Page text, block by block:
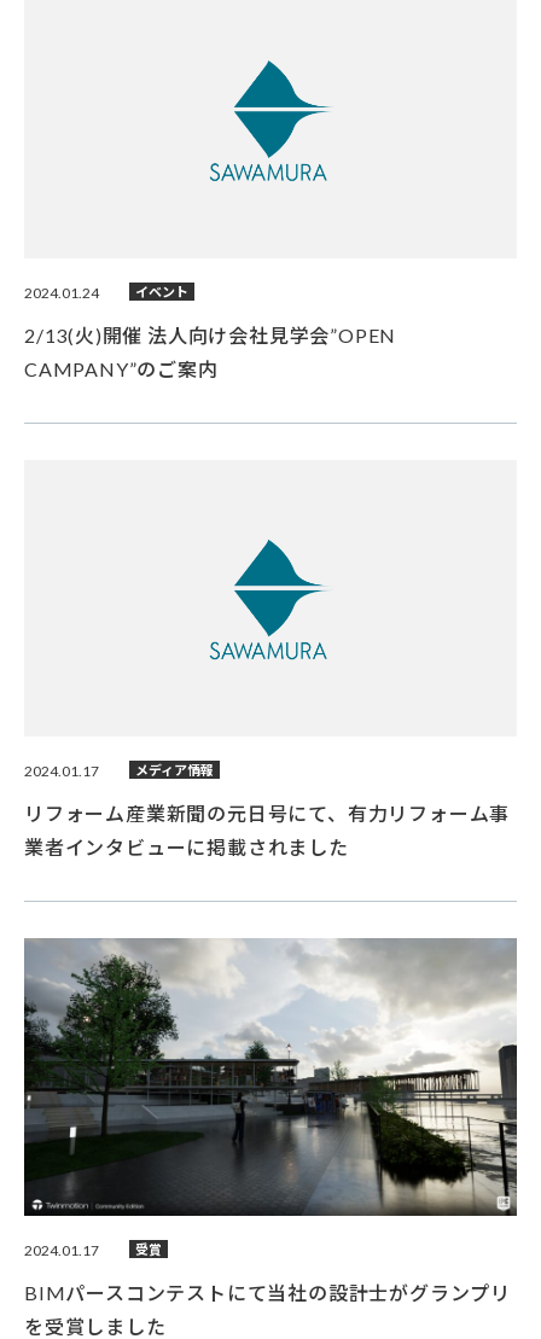
2024.01.24 イベント
2/13(火)開催 法人向け会社見学会”OPEN
CAMPANY”のご案内
2024.01.17 メディア情報
リフォーム産業新聞の元日号にて、有力リフォーム事
業者インタビューに掲載されました
2024.01.17 受賞
BIMパースコンテストにて当社の設計士がグランプリ
を受賞しました